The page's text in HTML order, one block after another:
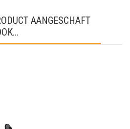
AANGESCHAFT